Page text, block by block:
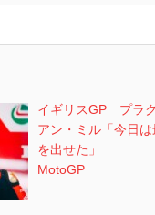
イギリスGP プラ
アン・ミル「今日
を出せた」
MotoGP